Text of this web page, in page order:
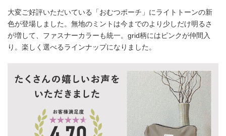
大変ご好評いただいている「おむつポーチ」にライトトーンの新
色が登場しました。無地のミントは今までのより少しだけ明るさ
が増して、ファスナーカラーも統一。grid柄にはピンクが仲間入
り。楽しく選べるラインナップになりました。